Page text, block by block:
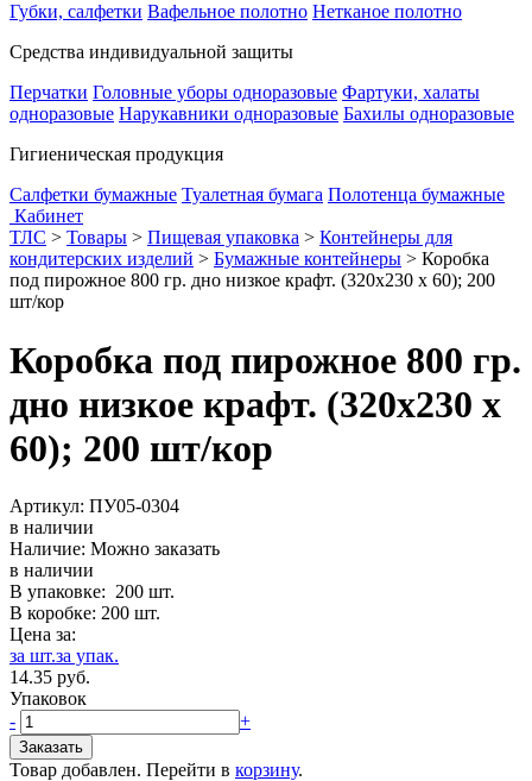
Губки, салфетки Вафельное полотно Нетканое полотно
Средства индивидуальной защиты
Перчатки Головные уборы одноразовые Фартуки, халаты
одноразовые Нарукавники одноразовые Бахилы одноразовые
Гигиеническая продукция
Салфетки бумажные Туалетная бумага Полотенца бумажные
Кабинет
ТЛС > Товары > Пищевая упаковка > Контейнеры для
кондитерских изделий > Бумажные контейнеры > Коробка
под пирожное 800 гр. дно низкое крафт. (320х230 х 60); 200
шт/кор
Коробка под пирожное 800 гр.
дно низкое крафт. (320х230 х
60); 200 шт/кор
Артикул: ПУ05-0304
в наличии
Наличие: Можно заказать
в наличии
В упаковке: 200 шт.
В коробке: 200 шт.
Цена за:
за шт.за упак.
14.35 руб.
Упаковок
-
+
Товар добавлен. Перейти в корзину.